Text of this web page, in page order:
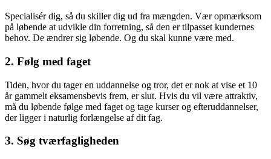
Specialisér dig, så du skiller dig ud fra mængden. Vær opmærksom
på løbende at udvikle din forretning, så den er tilpasset kundernes
behov. De ændrer sig løbende. Og du skal kunne være med.
2. Følg med faget
Tiden, hvor du tager en uddannelse og tror, det er nok at vise et 10
år gammelt eksamensbevis frem, er slut. Hvis du vil være attraktiv,
må du løbende følge med faget og tage kurser og efteruddannelser,
der ligger i naturlig forlængelse af dit fag.
3. Søg tværfagligheden